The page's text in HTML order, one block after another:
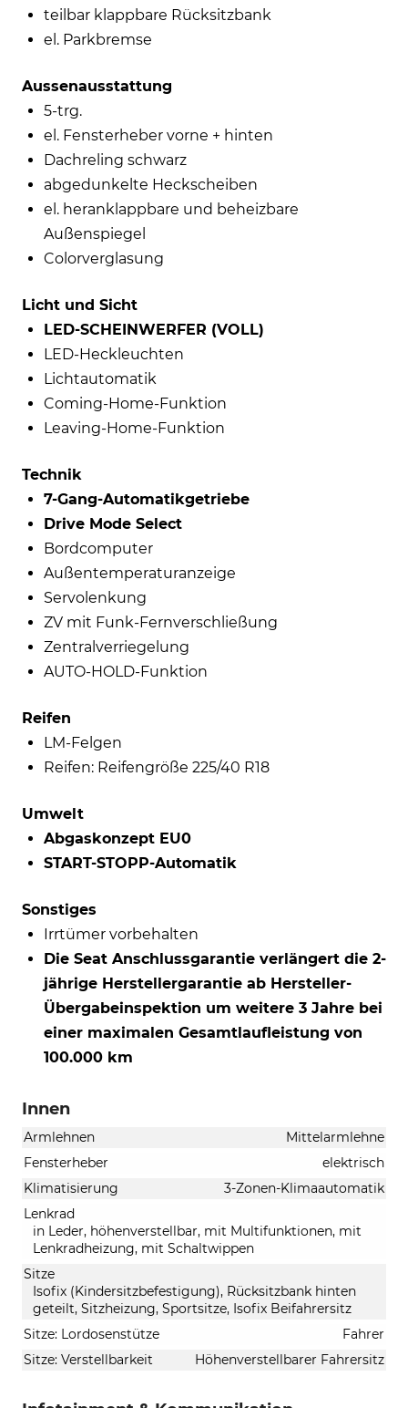
teilbar klappbare Rücksitzbank
el. Parkbremse
Aussenausstattung
5-trg.
el. Fensterheber vorne + hinten
Dachreling schwarz
abgedunkelte Heckscheiben
el. heranklappbare und beheizbare
Außenspiegel
Colorverglasung
Licht und Sicht
LED-SCHEINWERFER (VOLL)
LED-Heckleuchten
Lichtautomatik
Coming-Home-Funktion
Leaving-Home-Funktion
Technik
7-Gang-Automatikgetriebe
Drive Mode Select
Bordcomputer
Außentemperaturanzeige
Servolenkung
ZV mit Funk-Fernverschließung
Zentralverriegelung
AUTO-HOLD-Funktion
Reifen
LM-Felgen
Reifen: Reifengröße 225/40 R18
Umwelt
Abgaskonzept EU0
START-STOPP-Automatik
Sonstiges
Irrtümer vorbehalten
Die Seat Anschlussgarantie verlängert die 2-
jährige Herstellergarantie ab Hersteller-
Übergabeinspektion um weitere 3 Jahre bei
einer maximalen Gesamtlaufleistung von
100.000 km
Innen
Armlehnen
Mittelarmlehne
Fensterheber
elektrisch
Klimatisierung
3-Zonen-Klimaautomatik
Lenkrad
in Leder, höhenverstellbar, mit Multifunktionen, mit
Lenkradheizung, mit Schaltwippen
Sitze
Isofix (Kindersitzbefestigung), Rücksitzbank hinten
geteilt, Sitzheizung, Sportsitze, Isofix Beifahrersitz
Sitze: Lordosenstütze
Fahrer
Sitze: Verstellbarkeit
Höhenverstellbarer Fahrersitz